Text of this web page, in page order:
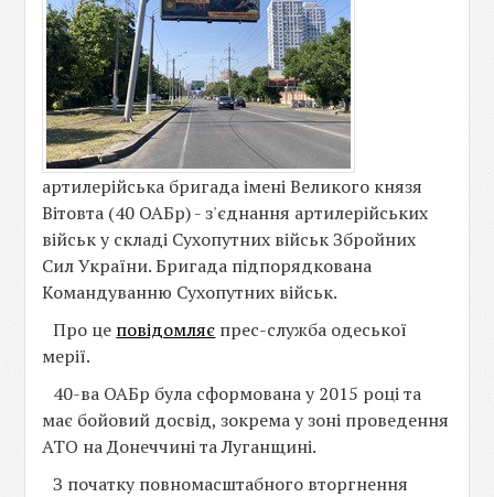
артилерійська бригада імені Великого князя
Вітовта (40 ОАБр) - з'єднання артилерійських
військ у складі Сухопутних військ Збройних
Сил України. Бригада підпорядкована
Командуванню Сухопутних військ.
Про це повідомляє прес-служба одеської
мерії.
40-ва ОАБр була сформована у 2015 році та
має бойовий досвід, зокрема у зоні проведення
АТО на Донеччині та Луганщині.
З початку повномасштабного вторгнення